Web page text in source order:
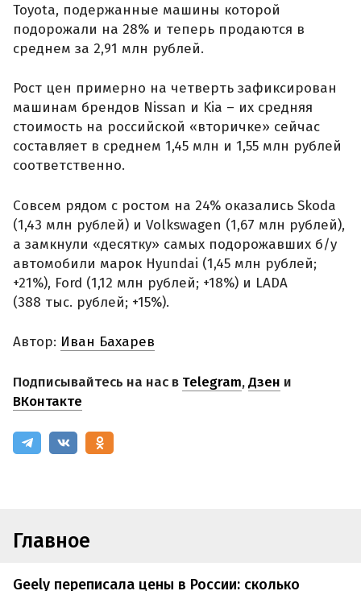
Toyota, подержанные машины которой
подорожали на 28% и теперь продаются в
среднем за 2,91 млн рублей.
Рост цен примерно на четверть зафиксирован
машинам брендов Nissan и Kia – их средняя
стоимость на российской «вторичке» сейчас
составляет в среднем 1,45 млн и 1,55 млн рублей
соответственно.
Совсем рядом с ростом на 24% оказались Skoda
(1,43 млн рублей) и Volkswagen (1,67 млн рублей),
а замкнули «десятку» самых подорожавших б/у
автомобили марок Hyundai (1,45 млн рублей;
+21%), Ford (1,12 млн рублей; +18%) и LADA
(388 тыс. рублей; +15%).
Автор: Иван Бахарев
Подписывайтесь на нас в Telegram,Дзен и
ВКонтакте
Главное
Geely переписала цены в России: сколько